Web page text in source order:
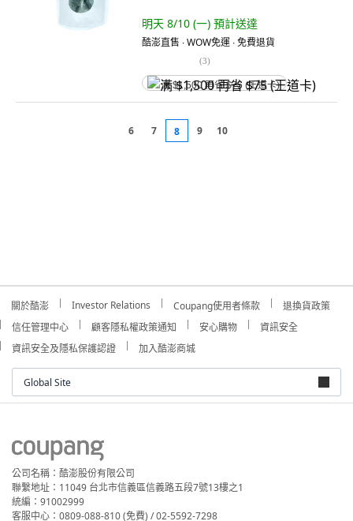
明天 8/10 (一) 預計送達
酷澎直售 ∙ WOW免運 ∙ 免費退貨
(3)
满 $1,500 再省 $75 (王道卡)
6 7 8 9 10
關於酷澎 Investor Relations Coupang使用者條款
退換貨政策
信任管理中心
顧客隱私權政策通知 安心購物
資訊安全
資訊安全及隱私保護認證
加入酷澎商城
Global Site
公司名稱：酷澎股份有限公司
聯繫地址：11049 台北市信義區信義路五段7號13樓之1
統編：91002999
客服中心：0809-088-810 (免費) / 02-5592-7298